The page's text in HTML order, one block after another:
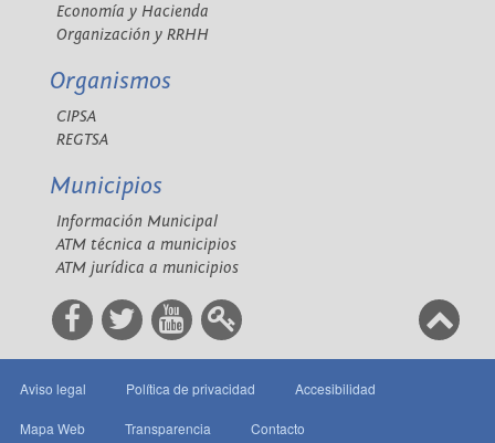
Economía y Hacienda
Organización y RRHH
Organismos
CIPSA
REGTSA
Municipios
Información Municipal
ATM técnica a municipios
ATM jurídica a municipios
Aviso legal Política de privacidad Accesibilidad
Mapa Web Transparencia Contacto